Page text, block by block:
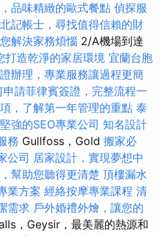
品味精緻的歐式餐點 偵探服
記帳士，尋找值得信賴的財
解決家務煩惱 2/A機場到達
打造乾淨的家居環境 宜蘭台胞
辦理，專業服務讓過程更簡
申請菲律賓簽證，完整流程一
，了解第一年管理的重點 泰
強的SEO專業公司 知名設計
務 Gullfoss，Gold 搬家必
公司 居家設計，實現夢想中
幫助您聽得更清楚 頂樓漏水
業方案 經絡按摩專業課程 清
需求 戶外婚禮外燴，讓您的
，Geysir，最美麗的熱源和